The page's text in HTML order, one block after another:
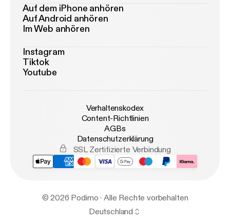
Auf dem iPhone anhören
Auf Android anhören
Im Web anhören
Instagram
Tiktok
Youtube
Verhaltenskodex
Content-Richtlinien
AGBs
Datenschutzerklärung
SSL Zertifizierte Verbindung
© 2026 Podimo · Alle Rechte vorbehalten
Deutschland